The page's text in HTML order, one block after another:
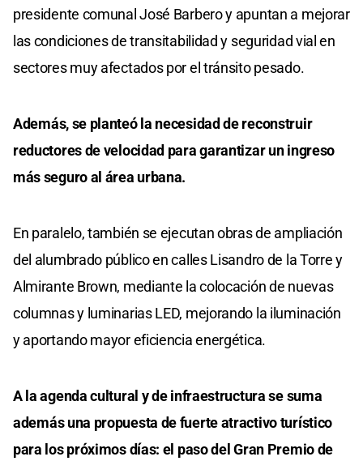
presidente comunal José Barbero y apuntan a mejorar
las condiciones de transitabilidad y seguridad vial en
sectores muy afectados por el tránsito pesado.
Además, se planteó la necesidad de reconstruir
reductores de velocidad para garantizar un ingreso
más seguro al área urbana.
En paralelo, también se ejecutan obras de ampliación
del alumbrado público en calles Lisandro de la Torre y
Almirante Brown, mediante la colocación de nuevas
columnas y luminarias LED, mejorando la iluminación
y aportando mayor eficiencia energética.
A la agenda cultural y de infraestructura se suma
además una propuesta de fuerte atractivo turístico
para los próximos días: el paso del Gran Premio de